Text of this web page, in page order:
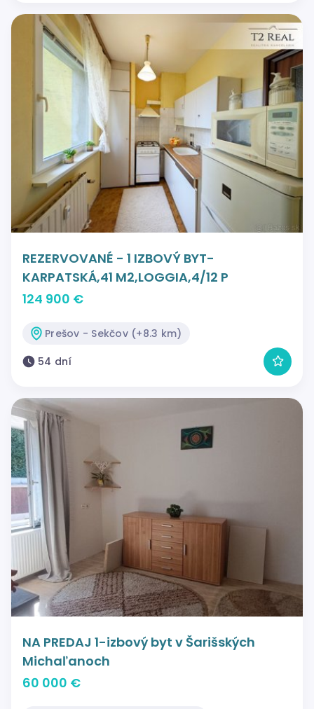
REZERVOVANÉ - 1 IZBOVÝ BYT-
KARPATSKÁ,41 M2,LOGGIA,4/12 P
124 900 €
Prešov - Sekčov (+8.3 km)
54 dní
NA PREDAJ 1-izbový byt v Šarišských
Michaľanoch
60 000 €